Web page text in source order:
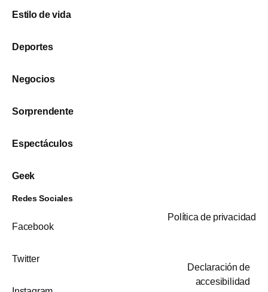
Estilo de vida
Deportes
Negocios
Sorprendente
Espectáculos
Geek
Redes Sociales
Facebook
Twitter
Política de privacidad
Declaración de
accesibilidad